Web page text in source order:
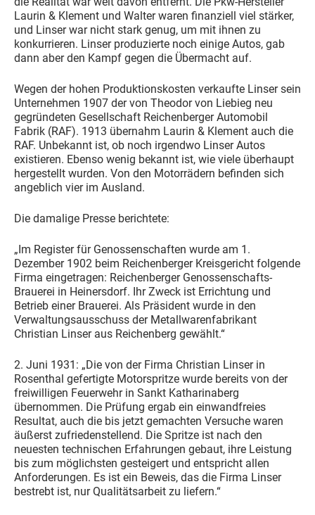
Laurin & Klement und Walter waren finanziell viel stärker,
und Linser war nicht stark genug, um mit ihnen zu
konkurrieren. Linser produzierte noch einige Autos, gab
dann aber den Kampf gegen die Übermacht auf.
Wegen der hohen Produktionskosten verkaufte Linser sein
Unternehmen 1907 der von Theodor von Liebieg neu
gegründeten Gesellschaft Reichenberger Automobil
Fabrik (RAF). 1913 übernahm Laurin & Klement auch die
RAF. Unbekannt ist, ob noch irgendwo Linser Autos
existieren. Ebenso wenig bekannt ist, wie viele überhaupt
hergestellt wurden. Von den Motorrädern befinden sich
angeblich vier im Ausland.
Die damalige Presse berichtete:
„Im Register für Genossenschaften wurde am 1.
Dezember 1902 beim Reichenberger Kreisgericht folgende
Firma eingetragen: Reichenberger Genossenschafts-
Brauerei in Heinersdorf. Ihr Zweck ist Errichtung und
Betrieb einer Brauerei. Als Präsident wurde in den
Verwaltungsausschuss der Metallwarenfabrikant
Christian Linser aus Reichenberg gewählt.“
2. Juni 1931: „Die von der Firma Christian Linser in
Rosenthal gefertigte Motorspritze wurde bereits von der
freiwilligen Feuerwehr in Sankt Katharinaberg
übernommen. Die Prüfung ergab ein einwandfreies
Resultat, auch die bis jetzt gemachten Versuche waren
äußerst zufriedenstellend. Die Spritze ist nach den
neuesten technischen Erfahrungen gebaut, ihre Leistung
bis zum möglichsten gesteigert und entspricht allen
Anforderungen. Es ist ein Beweis, das die Firma Linser
bestrebt ist, nur Qualitätsarbeit zu liefern.“